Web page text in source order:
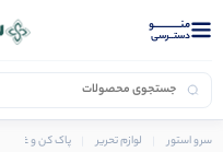
منــــــــــــو
دستــرسی
سرو استور لوازم تحریر پاک کن و غلط گیر